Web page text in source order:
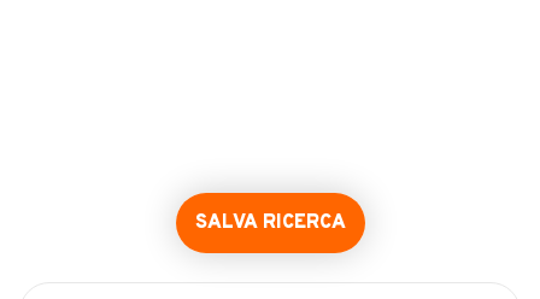
SALVA RICERCA